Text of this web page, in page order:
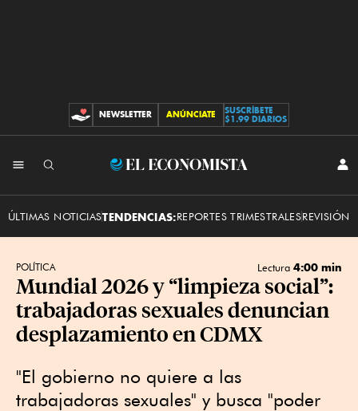
CONTRIBUCIONES
NEWSLETTER ANÚNCIATE
SUSCRÍBETE
$1.99 DIARIOS
El
ÚLTIMAS NOTICIASTENDENCIAS:REPORTES TRIMESTRALESREVISIÓN
POLÍTICA Lectura 4:00 min
Mundial 2026 y “limpieza social”:
trabajadoras sexuales denuncian
desplazamiento en CDMX
"El gobierno no quiere a las
trabajadoras sexuales" y busca "poder